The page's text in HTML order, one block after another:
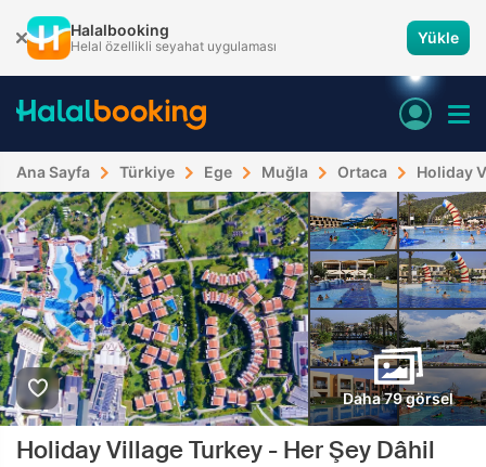
Halalbooking
Helal özellikli seyahat uygulaması Yükle
Ana Sayfa Türkiye Ege Muğla Ortaca Holiday
Daha 79 görsel
Holiday Village Turkey - Her Şey Dâhil